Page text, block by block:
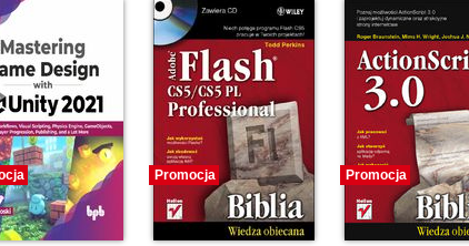
Promocja Promocja